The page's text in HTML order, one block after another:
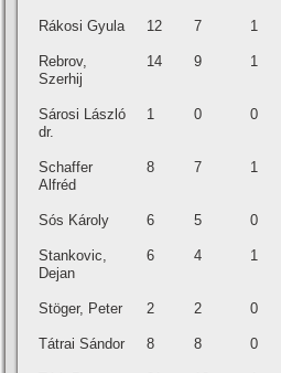
Rákosi Gyula 12 7 1
Rebrov,
Szerhij
14 9 1
Sárosi László
dr.
1 0 0
Schaffer
Alfréd
8 7 1
Sós Károly 6 5 0
Stankovic,
Dejan
6 4 1
Stöger, Peter 2 2 0
Tátrai Sándor 8 8 0